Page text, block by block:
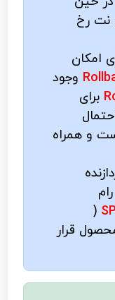
نت رخ
امکان
وجود
برای
و همراه
(
قرار